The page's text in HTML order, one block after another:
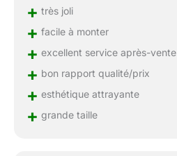
+ très joli
+ facile à monter
+ excellent service après-vente
+ bon rapport qualité/prix
+ esthétique attrayante
+ grande taille